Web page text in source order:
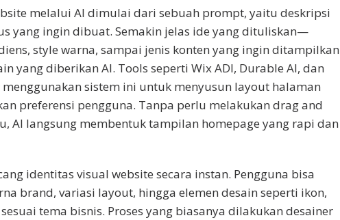
melalui AI dimulai dari sebuah prompt, yaitu deskripsi
yang ingin dibuat. Semakin jelas ide yang dituliskan—
style warna, sampai jenis konten yang ingin ditampilkan
yang diberikan AI. Tools seperti Wix ADI, Durable AI, dan
sistem ini untuk menyusun layout halaman
preferensi pengguna. Tanpa perlu melakukan drag and
AI langsung membentuk tampilan homepage yang rapi dan
identitas visual website secara instan. Pengguna bisa
brand, variasi layout, hingga elemen desain seperti ikon,
tema bisnis. Proses yang biasanya dilakukan desainer